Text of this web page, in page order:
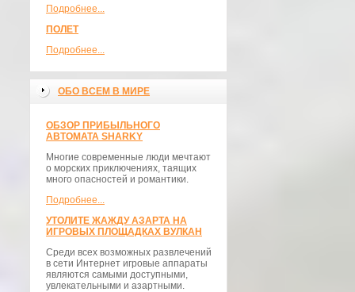
Подробнее...
ПОЛЕТ
Подробнее...
ОБО ВСЕМ В МИРЕ
ОБЗОР ПРИБЫЛЬНОГО
АВТОМАТА SHARKY
Многие современные люди мечтают
о морских приключениях, таящих
много опасностей и романтики.
Подробнее...
УТОЛИТЕ ЖАЖДУ АЗАРТА НА
ИГРОВЫХ ПЛОЩАДКАХ ВУЛКАН
Среди всех возможных развлечений
в сети Интернет игровые аппараты
являются самыми доступными,
увлекательными и азартными.